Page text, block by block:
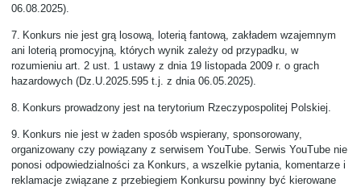
06.08.2025).
7. Konkurs nie jest grą losową, loterią fantową, zakładem wzajemnym
ani loterią promocyjną, których wynik zależy od przypadku, w
rozumieniu art. 2 ust. 1 ustawy z dnia 19 listopada 2009 r. o grach
hazardowych (Dz.U.2025.595 t.j. z dnia 06.05.2025).
8. Konkurs prowadzony jest na terytorium Rzeczypospolitej Polskiej.
9. Konkurs nie jest w żaden sposób wspierany, sponsorowany,
organizowany czy powiązany z serwisem YouTube. Serwis YouTube nie
ponosi odpowiedzialności za Konkurs, a wszelkie pytania, komentarze i
reklamacje związane z przebiegiem Konkursu powinny być kierowane